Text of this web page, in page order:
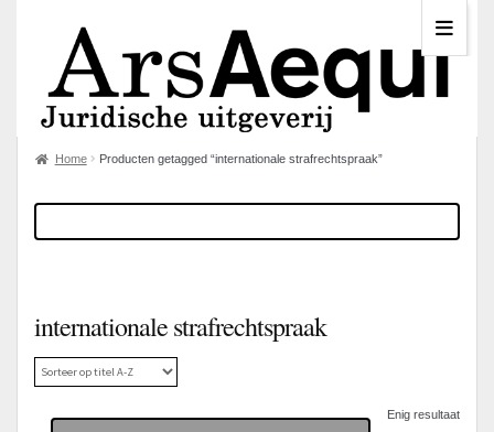
Home Producten getagged “internationale strafrechtspraak”
internationale strafrechtspraak
Enig resultaat